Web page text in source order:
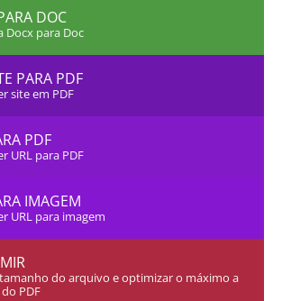
DOC
Docx para Doc
PARA PDF
site em PDF
PDF
URL para PDF
IMAGEM
URL para imagem
do arquivo e optimizar o máximo a
PDF